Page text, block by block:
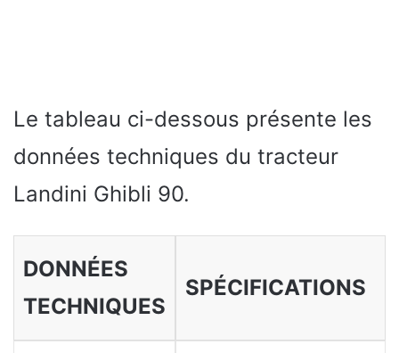
Le tableau ci-dessous présente les
données techniques du tracteur
Landini Ghibli 90.
DONNÉES
TECHNIQUES
SPÉCIFICATIONS